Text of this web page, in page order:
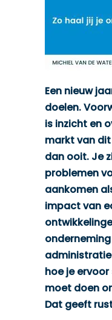
Een nieuw
doelen.
is inzicht en
markt van
dan ooit. Je
problemen
aankomen
impact van
hoe je
moet doen
Dat geeft